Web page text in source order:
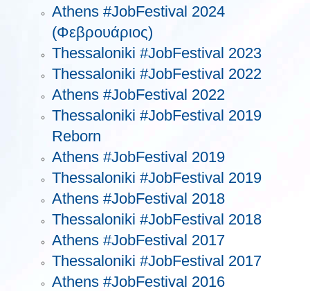
Athens #JobFestival 2024
(Φεβρουάριος)
Thessaloniki #JobFestival 2023
Thessaloniki #JobFestival 2022
Athens #JobFestival 2022
Thessaloniki #JobFestival 2019
Reborn
Athens #JobFestival 2019
Thessaloniki #JobFestival 2019
Athens #JobFestival 2018
Thessaloniki #JobFestival 2018
Athens #JobFestival 2017
Τhessaloniki #JobFestival 2017
Athens #JobFestival 2016